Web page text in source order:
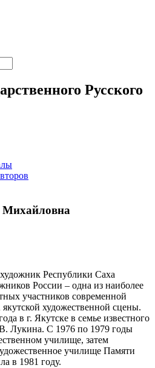
Русского
Республики Саха
России – одна из наиболее
участников современной
художественной сцены.
в г. Якутске в семье известного
Лукина. С 1976 по 1979 годы
училище, затем
училище Памяти
в 1981 году.